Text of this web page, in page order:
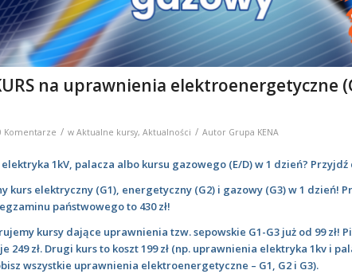
na uprawnienia elektroenergetyczne
Komentarze / w Aktualne kursy, Aktualności / Autor Grupa KENA
1kV, palacza albo kursu gazowego (E/D) w 1 dzień? Przyjdź
kurs elektryczny (G1), energetyczny (G2) i gazowy (G3) w 1 dzień!
państwowego to 430 zł!
kursy dające uprawnienia tzw. sepowskie G1-G3 już od 99 zł!
249 zł. Drugi kurs to koszt 199 zł (np. uprawnienia elektryka 1kv i
wszystkie uprawnienia elektroenergetyczne – G1, G2 i G3).